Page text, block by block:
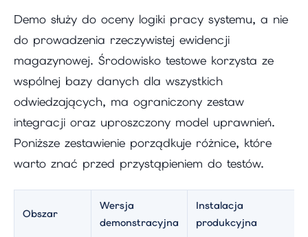
Demo służy do oceny logiki pracy systemu, a nie
do prowadzenia rzeczywistej ewidencji
magazynowej. Środowisko testowe korzysta ze
wspólnej bazy danych dla wszystkich
odwiedzających, ma ograniczony zestaw
integracji oraz uproszczony model uprawnień.
Poniższe zestawienie porządkuje różnice, które
warto znać przed przystąpieniem do testów.
Obszar
Wersja
demonstracyjna
Instalacja
produkcyjna